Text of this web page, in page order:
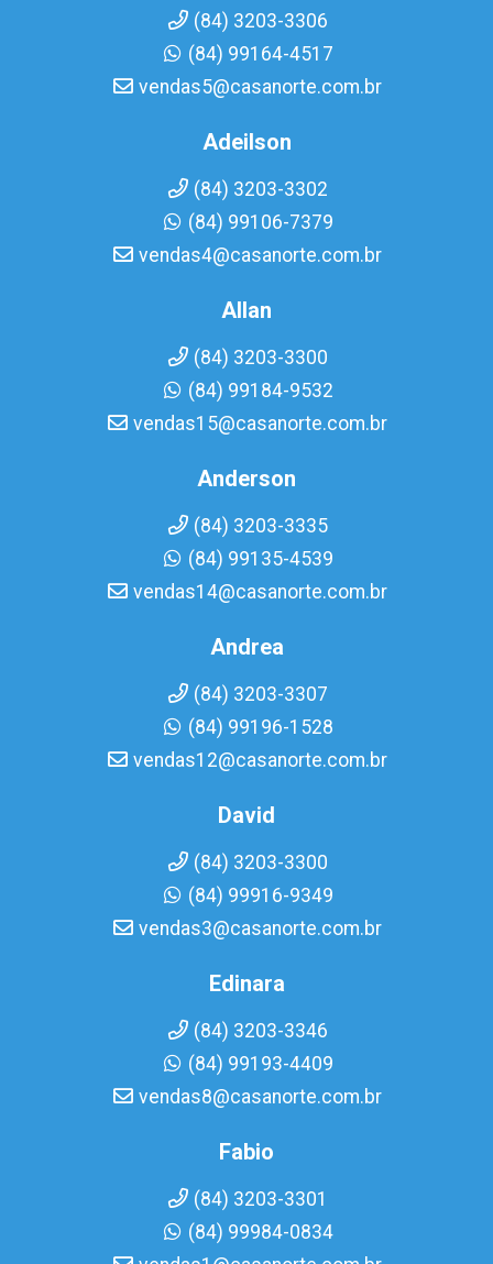
(84) 3203-3306
(84) 99164-4517
vendas5@casanorte.com.br
Adeilson
(84) 3203-3302
(84) 99106-7379
vendas4@casanorte.com.br
Allan
(84) 3203-3300
(84) 99184-9532
vendas15@casanorte.com.br
Anderson
(84) 3203-3335
(84) 99135-4539
vendas14@casanorte.com.br
Andrea
(84) 3203-3307
(84) 99196-1528
vendas12@casanorte.com.br
David
(84) 3203-3300
(84) 99916-9349
vendas3@casanorte.com.br
Edinara
(84) 3203-3346
(84) 99193-4409
vendas8@casanorte.com.br
Fabio
(84) 3203-3301
(84) 99984-0834